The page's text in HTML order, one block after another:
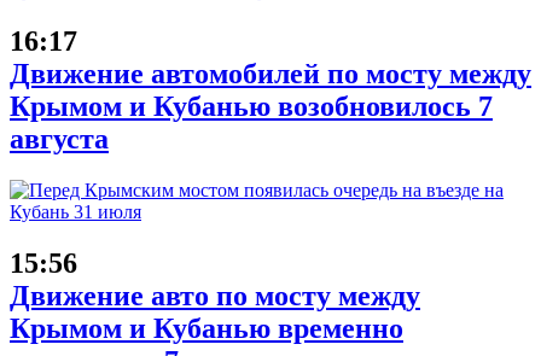
16:17
Движение автомобилей по мосту между
Крымом и Кубанью возобновилось 7
августа
15:56
Движение авто по мосту между
Крымом и Кубанью временно